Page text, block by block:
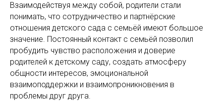
Взаимодействуя между собой, родители стали
понимать, что сотрудничество и партнёрские
отношения детского сада с семьёй имеют большое
значение. Постоянный контакт с семьёй позволил
пробудить чувство расположения и доверие
родителей к детскому саду, создать атмосферу
общности интересов, эмоциональной
взаимоподдержки и взаимопроникновения в
проблемы друг друга.